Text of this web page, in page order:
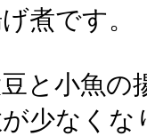
煮です。
と小魚の
少なく